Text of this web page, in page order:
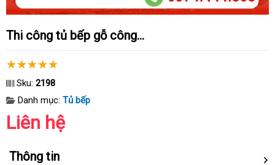
Thi công tủ bếp gỗ công...
Sku: 2198
Danh mục: Tủ bếp
Liên hệ
Thông tin